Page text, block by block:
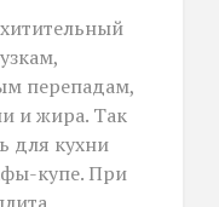
перепадам,
и жира. Так
для кухни
купе. При